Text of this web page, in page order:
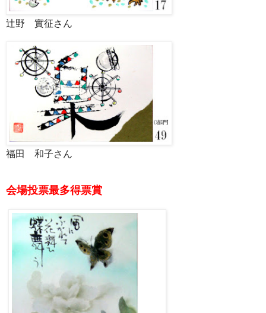
辻野 實征さん
福田 和子さん
会場投票最多得票賞